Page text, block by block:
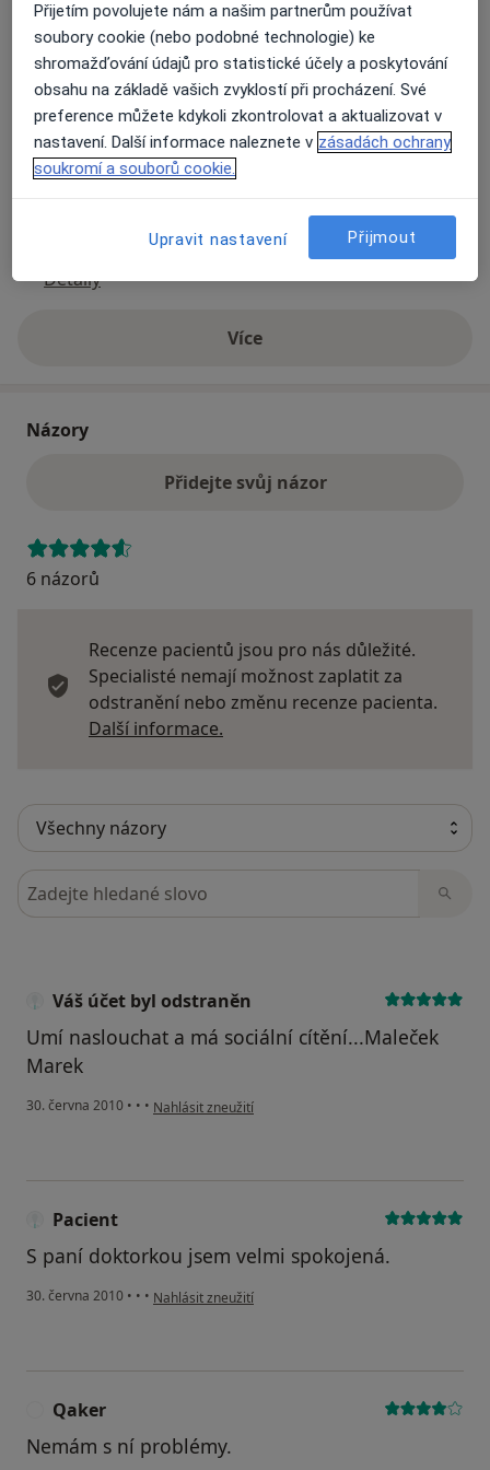
Přiblížit mapuse otevře v nové záložce
Dostupnost
Na této adrese online kalendář není aktivní
Co mám v takové situaci udělat?
Způsoby platby (soukromé návštěvy)
Na teto adrese lékař přijímá pacienty na pojišťovnu
Detaily
Víceo adrese
Názory
Přidejte svůj názor
6 názorů
Recenze pacientů jsou pro nás důležité.
Specialisté nemají možnost zaplatit za
odstranění nebo změnu recenze pacienta.
Další informace.
Hledejte v názorech
Váš účet byl odstraněn
Umí naslouchat a má sociální cítění...Maleček
Marek
30. června 2010 • • • podle názoru uživatele Váš účet byl odstraněn
Nahlásit zneužití
Pacient
S paní doktorkou jsem velmi spokojená.
30. června 2010 • • • podle názoru uživatele Pacient
Nahlásit zneužití
Qaker
Nemám s ní problémy.
Přijetím povolujete nám a našim partnerům používat
soubory cookie (nebo podobné technologie) ke
shromažďování údajů pro statistické účely a poskytování
obsahu na základě vašich zvyklostí při procházení. Své
preference můžete kdykoli zkontrolovat a aktualizovat v
nastavení. Další informace naleznete v zásadách ochrany
soukromí a souborů cookie.
Upravit nastavení Přijmout